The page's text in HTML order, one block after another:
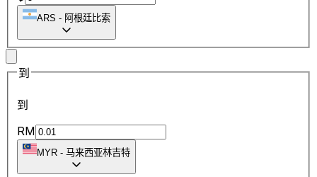
ARS - 阿根廷比索
到
到
RM
MYR - 马来西亚林吉特